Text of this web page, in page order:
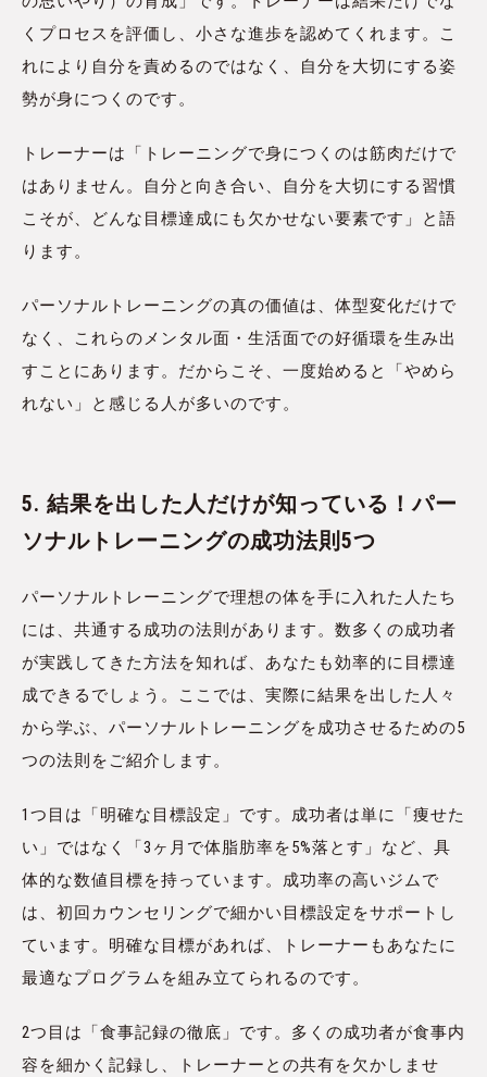
くプロセスを評価し、小さな進歩を認めてくれます。こ
れにより自分を責めるのではなく、自分を大切にする姿
勢が身につくのです。
トレーナーは「トレーニングで身につくのは筋肉だけで
はありません。自分と向き合い、自分を大切にする習慣
こそが、どんな目標達成にも欠かせない要素です」と語
ります。
パーソナルトレーニングの真の価値は、体型変化だけで
なく、これらのメンタル面・生活面での好循環を生み出
すことにあります。だからこそ、一度始めると「やめら
れない」と感じる人が多いのです。
5. 結果を出した人だけが知っている！パー
ソナルトレーニングの成功法則5つ
パーソナルトレーニングで理想の体を手に入れた人たち
には、共通する成功の法則があります。数多くの成功者
が実践してきた方法を知れば、あなたも効率的に目標達
成できるでしょう。ここでは、実際に結果を出した人々
から学ぶ、パーソナルトレーニングを成功させるための5
つの法則をご紹介します。
1つ目は「明確な目標設定」です。成功者は単に「痩せた
い」ではなく「3ヶ月で体脂肪率を5%落とす」など、具
体的な数値目標を持っています。成功率の高いジムで
は、初回カウンセリングで細かい目標設定をサポートし
ています。明確な目標があれば、トレーナーもあなたに
最適なプログラムを組み立てられるのです。
2つ目は「食事記録の徹底」です。多くの成功者が食事内
容を細かく記録し、トレーナーとの共有を欠かしませ